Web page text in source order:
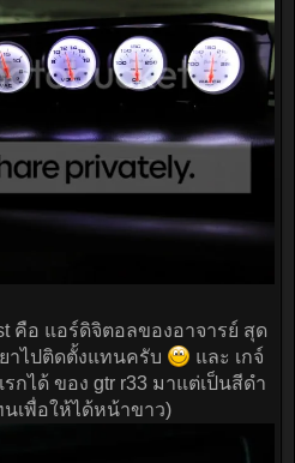
คือ แอร์ดิจิตอลของอาจารย์ สุด
าไปติดตั้งแทนครับ
และ เกจ์
กได้ ของ gtr r33 มาแต่เป็นสีดำ
นเพื่อให้ได้หน้าขาว)